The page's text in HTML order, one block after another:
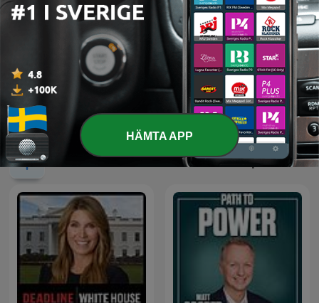
Internationella Stat och kommun-poddar
HÄMTA APP